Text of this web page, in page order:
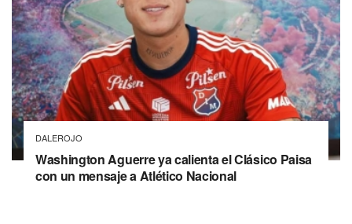
DALEROJO
Washington Aguerre ya calienta el Clásico Paisa
con un mensaje a Atlético Nacional